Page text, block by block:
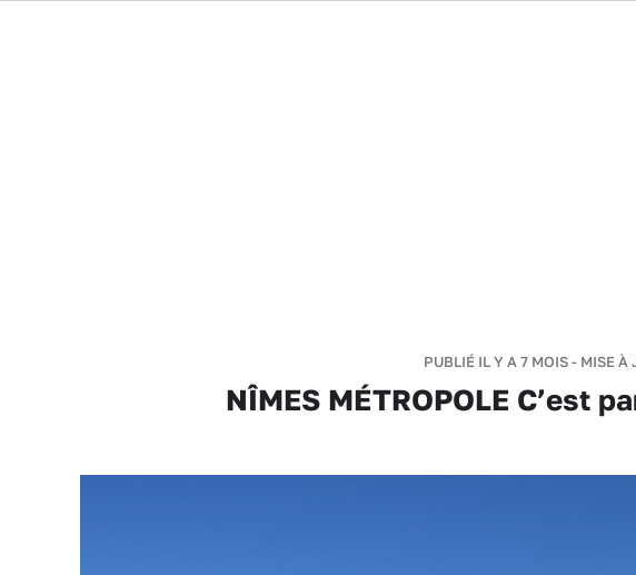
PUBLIÉ IL Y A 7 MOIS - MISE
NÎMES MÉTROPOLE C’est